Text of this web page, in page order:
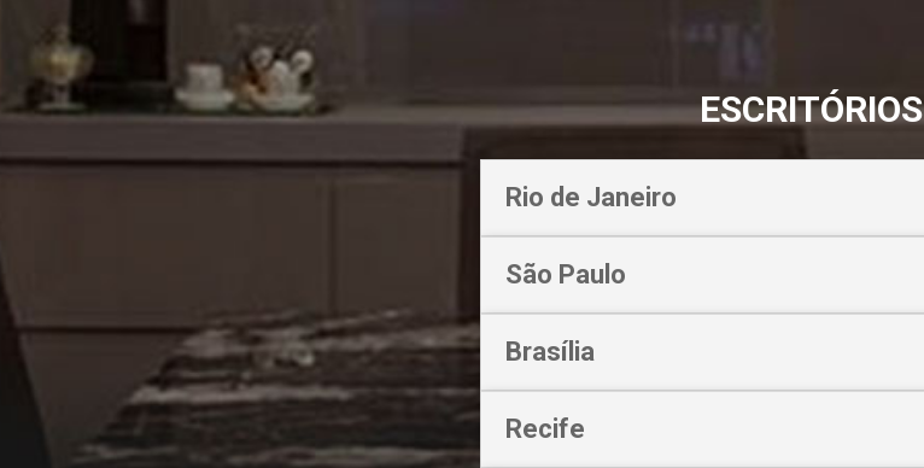
ESCRITÓRIOS
Rio de Janeiro
São Paulo
Brasília
Recife